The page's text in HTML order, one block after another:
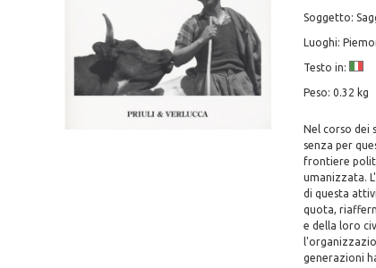
Soggetto:
Luoghi:
Testo in:
Peso: 0.32 kg
Nel corso dei
senza per
frontiere
umanizzata.
di questa
quota,
e della loro
generazioni